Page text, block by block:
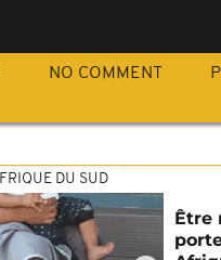
NO COMMENT
DU SUD
Être